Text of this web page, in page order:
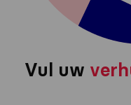
Vul uw